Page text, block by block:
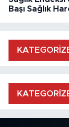
Başı Sağlık